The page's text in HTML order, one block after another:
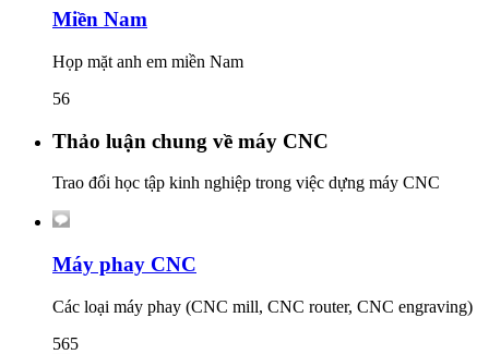
Miền Nam
Họp mặt anh em miền Nam
56
Thảo luận chung về máy CNC
Trao đổi học tập kinh nghiệp trong việc dựng máy CNC
Máy phay CNC
Các loại máy phay (CNC mill, CNC router, CNC engraving)
565